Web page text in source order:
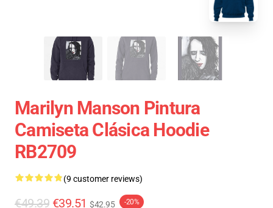
Marilyn Manson Pintura
Camiseta Clásica Hoodie
RB2709
(9 customer reviews)
€49.39 €39.51 $42.95 -20%